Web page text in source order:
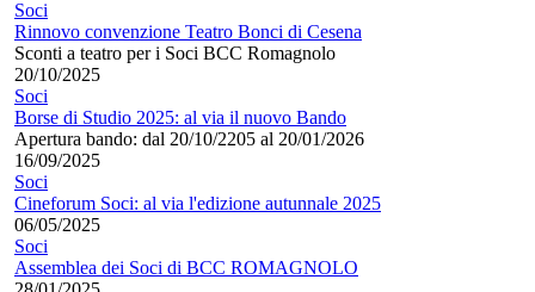
Soci
Rinnovo convenzione Teatro Bonci di Cesena
Sconti a teatro per i Soci BCC Romagnolo
20/10/2025
Soci
Borse di Studio 2025: al via il nuovo Bando
Apertura bando: dal 20/10/2205 al 20/01/2026
16/09/2025
Soci
Cineforum Soci: al via l'edizione autunnale 2025
06/05/2025
Soci
Assemblea dei Soci di BCC ROMAGNOLO